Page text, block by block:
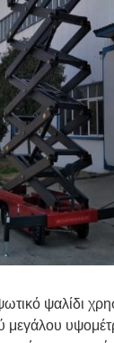
ψαλίδι
μεγάλου